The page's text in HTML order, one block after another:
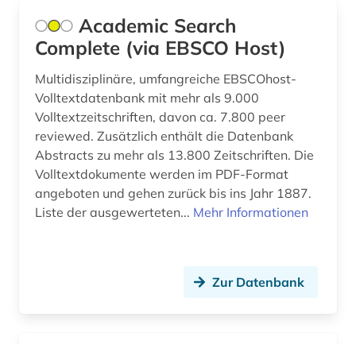
bionik (1)
biowissenschaften (3)
bodenkunde (1)
botanik (1)
brandschutz (5)
buch (1)
Academic Search
Complete (via EBSCO Host)
Multidisziplinäre, umfangreiche EBSCOhost-
Volltextdatenbank mit mehr als 9.000
Volltextzeitschriften, davon ca. 7.800 peer
reviewed. Zusätzlich enthält die Datenbank
Abstracts zu mehr als 13.800 Zeitschriften. Die
Volltextdokumente werden im PDF-Format
angeboten und gehen zurück bis ins Jahr 1887.
Liste der ausgewerteten... Mehr Informationen
Zur Datenbank